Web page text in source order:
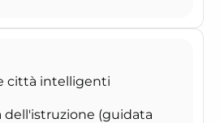
città intelligenti
dell'istruzione (guidata